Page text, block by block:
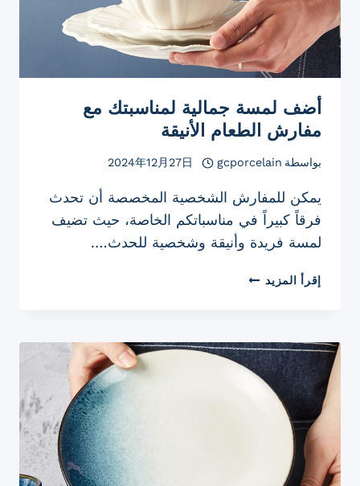
أضف لمسة جمالية لمناسبتك مع
مفارش الطعام الأنيقة
بواسطة gcporcelain
2024年12月27日
يمكن للمفارش الشخصية المخصصة أن تحدث
فرقاً كبيراً في مناسباتكم الخاصة، حيث تضيف
لمسة فريدة وأنيقة وشخصية للحدث….
إقرأ المزيد أضف
مع
مفارش
الطعام